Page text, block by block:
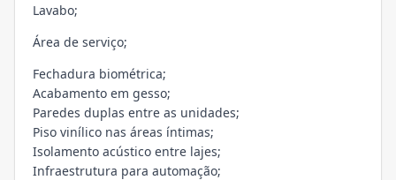
Lavabo;
Área de serviço;
Fechadura biométrica;
Acabamento em gesso;
Paredes duplas entre as unidades;
Piso vinílico nas áreas íntimas;
Isolamento acústico entre lajes;
Infraestrutura para automação;